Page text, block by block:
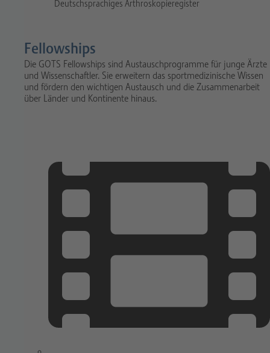
Deutschsprachiges Arthroskopieregister
Fellowships
Die GOTS Fellowships sind Austauschprogramme für junge Ärzte
und Wissenschaftler. Sie erweitern das sportmedizinische Wissen
und fördern den wichtigen Austausch und die Zusammenarbeit
über Länder und Kontinente hinaus.